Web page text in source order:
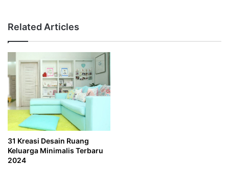
Related Articles
31 Kreasi Desain Ruang
Keluarga Minimalis Terbaru
2024